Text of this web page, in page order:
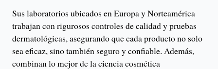
Sus laboratorios ubicados en Europa y Norteamérica
trabajan con rigurosos controles de calidad y pruebas
dermatológicas, asegurando que cada producto no solo
sea eficaz, sino también seguro y confiable. Además,
combinan lo mejor de la ciencia cosmética